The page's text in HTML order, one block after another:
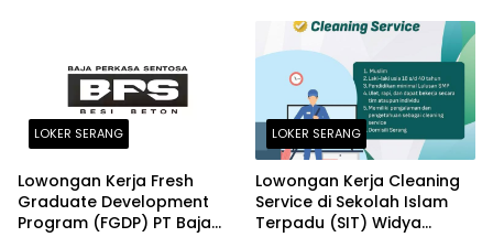
Petir, Cikande Terbaru
2026
LOKER SERANG
Lowongan Kerja Fresh
Graduate Development
Program (FGDP) PT Baja
LOKER SERANG
Lowongan Kerja Cleaning
Service di Sekolah Islam
Terpadu (SIT) Widya